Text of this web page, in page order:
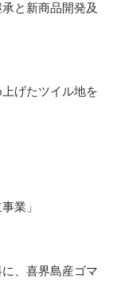
と新商品開発及
げたツイル地を
業」
、喜界島産ゴマ